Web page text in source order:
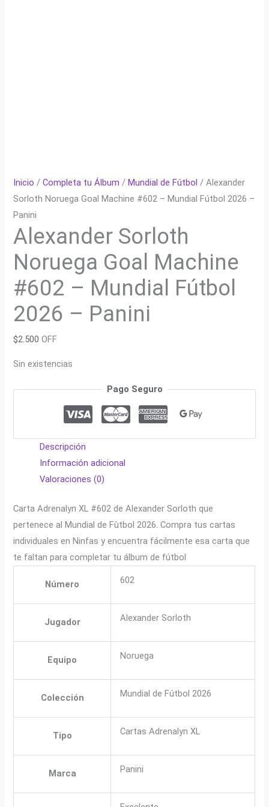
Inicio /Completa tu Álbum /Mundial de Fútbol / Alexander
Sorloth Noruega Goal Machine #602 – Mundial Fútbol 2026 –
Panini
Alexander Sorloth
Noruega Goal Machine
#602 – Mundial Fútbol
2026 – Panini
$2.500 OFF
Sin existencias
Pago Seguro
Descripción
Información adicional
Valoraciones (0)
Carta Adrenalyn XL #602 de Alexander Sorloth que
pertenece al Mundial de Fùtbol 2026. Compra tus cartas
individuales en Ninfas y encuentra fácilmente esa carta que
te faltan para completar tu álbum de fútbol
Número 602
Jugador Alexander Sorloth
Equipo Noruega
Colección Mundial de Fútbol 2026
Tipo Cartas Adrenalyn XL
Marca Panini